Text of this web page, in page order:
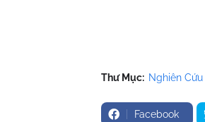
Thư Mục: Nghiên
Facebook